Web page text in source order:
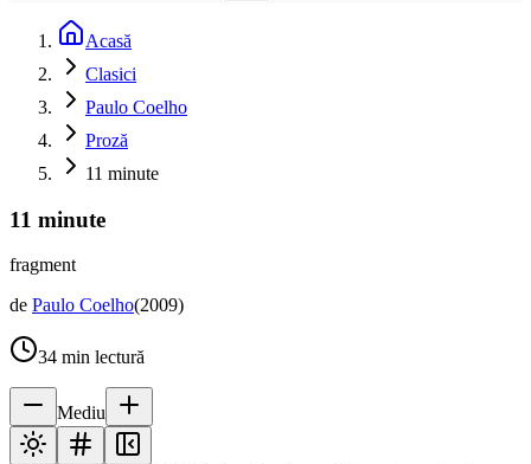
Acasă
Clasici
Paulo Coelho
Proză
11 minute
11 minute
fragment
de Paulo Coelho(2009)
34 min lectură
Mediu